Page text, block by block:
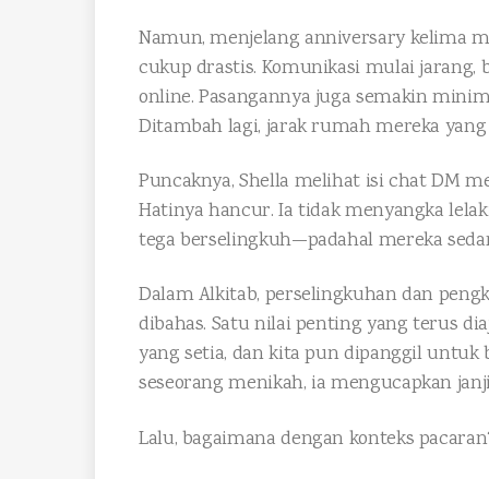
Namun, menjelang anniversary kelima
cukup drastis. Komunikasi mulai jarang,
online. Pasangannya juga semakin
Ditambah lagi, jarak rumah mereka
Puncaknya, Shella melihat isi chat DM
Hatinya hancur. Ia tidak menyangka
tega berselingkuh—padahal mereka
Dalam Alkitab, perselingkuhan dan
dibahas. Satu nilai penting yang terus
yang setia, dan kita pun dipanggil untuk
seseorang menikah, ia mengucapkan
Lalu, bagaimana dengan konteks